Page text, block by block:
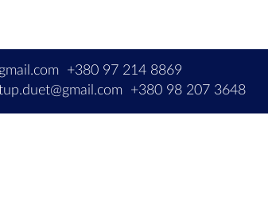
+380 97 214 8869
+380 98 207 3648